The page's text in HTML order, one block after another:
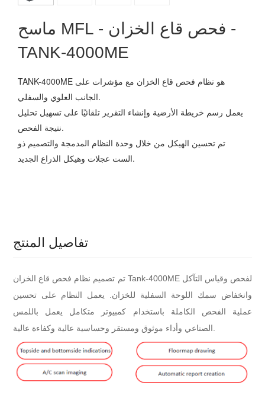
ماسح MFL - فحص قاع الخزان -
TANK-4000ME
TANK-4000ME هو نظام فحص قاع الخزان مع مؤشرات على
الجانب العلوي والسفلي.
يعمل رسم خريطة الأرضية وإنشاء التقرير تلقائيًا على تسهيل تحليل
نتيجة الفحص.
تم تحسين الهيكل من خلال وحدة النظام المدمجة والتصميم ذو
الست عجلات وهيكل الذراع الجديد.
تفاصيل المنتج
تم تصميم نظام فحص قاع الخزان Tank-4000ME لفحص وقياس التآكل
وانخفاض سمك اللوحة السفلية للخزان. يعمل النظام على تحسين
عملية الفحص الكاملة باستخدام كمبيوتر متكامل يعمل باللمس